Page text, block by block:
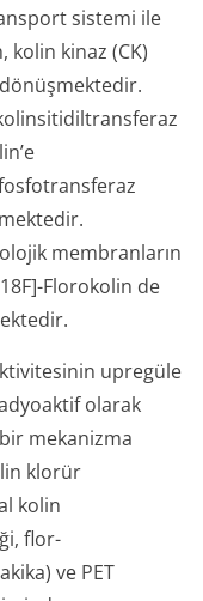
sistemi ile
kinaz (CK)
membranların
Florokolin de
upregüle
olarak
mekanizma
klorür
kolin
flor-
ve PET